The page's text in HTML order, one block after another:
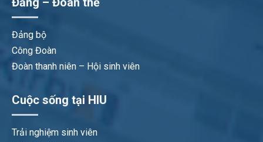
Đảng bộ
Công Đoàn
Đoàn thanh niên – Hội sinh viên
Cuộc sống tại HIU
Trải nghiệm sinh viên